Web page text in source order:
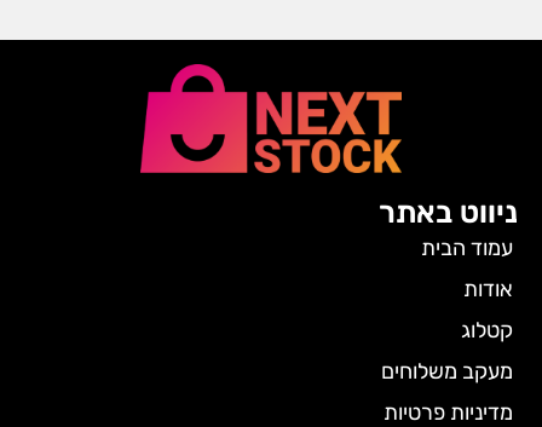
ניווט באתר
עמוד הבית
אודות
קטלוג
מעקב משלוחים
מדיניות פרטיות